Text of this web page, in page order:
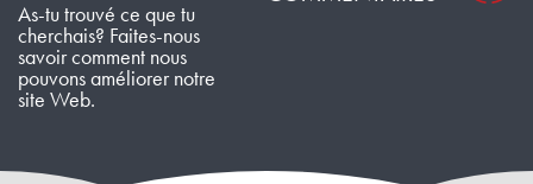
As-tu trouvé ce que tu
cherchais? Faites-nous
savoir comment nous
pouvons améliorer notre
site Web.